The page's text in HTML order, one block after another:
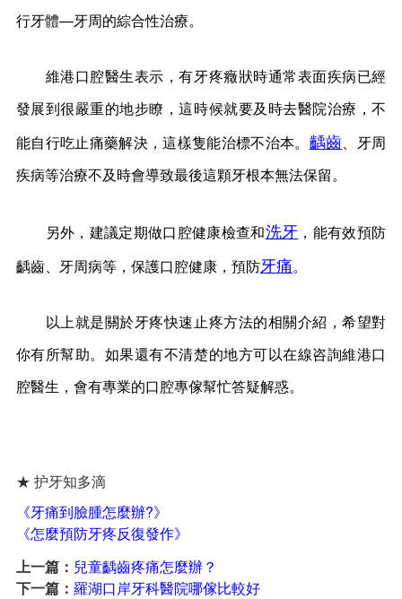
行牙體—牙周的綜合性治療。
維港口腔醫生表示，有牙疼癥狀時通常表面疾病已經
發展到很嚴重的地步瞭，這時候就要及時去醫院治療，不
能自行吃止痛藥解決，這樣隻能治標不治本。 齲齒、牙周
疾病等治療不及時會導致最後這顆牙根本無法保留。
另外，建議定期做口腔健康檢查和洗牙 ，能有效預防
齲齒、牙周病等，保護口腔健康，預防牙痛。
以上就是關於牙疼快速止疼方法的相關介紹，希望對
你有所幫助。如果還有不清楚的地方可以在線咨詢維港口
腔醫生，會有專業的口腔專傢幫忙答疑解惑。
★ 护牙知多滴
《牙痛到臉腫怎麼辦?》
《怎麼預防牙疼反復發作》
上一篇： 兒童齲齒疼痛怎麼辦？
下一篇： 羅湖口岸牙科醫院哪傢比較好